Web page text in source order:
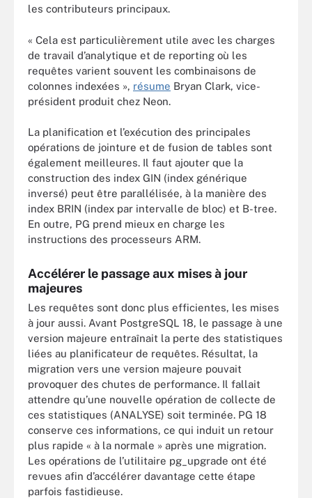
les contributeurs principaux.
« Cela est particulièrement utile avec les charges
de travail d’analytique et de reporting où les
requêtes varient souvent les combinaisons de
colonnes indexées », résume Bryan Clark, vice-
président produit chez Neon.
La planification et l’exécution des principales
opérations de jointure et de fusion de tables sont
également meilleures. Il faut ajouter que la
construction des index GIN (index générique
inversé) peut être parallélisée, à la manière des
index BRIN (index par intervalle de bloc) et B-tree.
En outre, PG prend mieux en charge les
instructions des processeurs ARM.
Accélérer le passage aux mises à jour
majeures
Les requêtes sont donc plus efficientes, les mises
à jour aussi. Avant PostgreSQL 18, le passage à une
version majeure entraînait la perte des statistiques
liées au planificateur de requêtes. Résultat, la
migration vers une version majeure pouvait
provoquer des chutes de performance. Il fallait
attendre qu’une nouvelle opération de collecte de
ces statistiques (ANALYSE) soit terminée. PG 18
conserve ces informations, ce qui induit un retour
plus rapide « à la normale » après une migration.
Les opérations de l’utilitaire pg_upgrade ont été
revues afin d’accélérer davantage cette étape
parfois fastidieuse.